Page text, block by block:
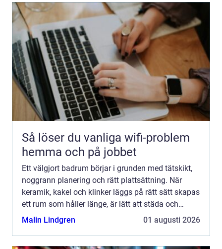
Så löser du vanliga wifi-problem
hemma och på jobbet
Ett välgjort badrum börjar i grunden med tätskikt,
noggrann planering och rätt plattsättning. När
keramik, kakel och klinker läggs på rätt sätt skapas
ett rum som håller länge, är lätt att städa och
samtidigt skapar lugn i vardagen. För den som
Malin Lindgren 01 augusti 2026